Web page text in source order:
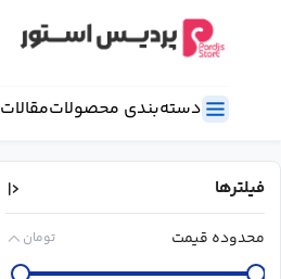
دسته‌بندی محصولاتمقالات
فیلترها
محدوده قیمت تومان